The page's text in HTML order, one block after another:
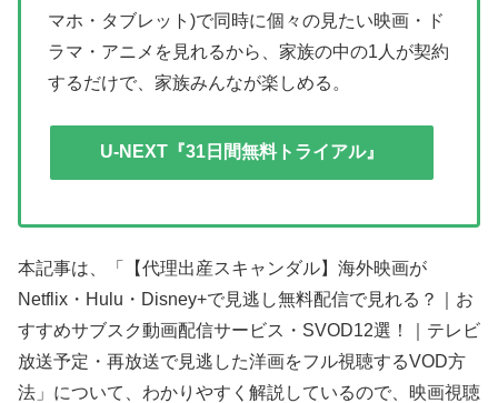
マホ・タブレット)で同時に個々の見たい映画・ド
ラマ・アニメを見れるから、家族の中の1人が契約
するだけで、家族みんなが楽しめる。
U-NEXT『31日間無料トライアル』
本記事は、「【代理出産スキャンダル】海外映画が
Netflix・Hulu・Disney+で見逃し無料配信で見れる？｜お
すすめサブスク動画配信サービス・SVOD12選！｜テレビ
放送予定・再放送で見逃した洋画をフル視聴するVOD方
法」について、わかりやすく解説しているので、映画視聴